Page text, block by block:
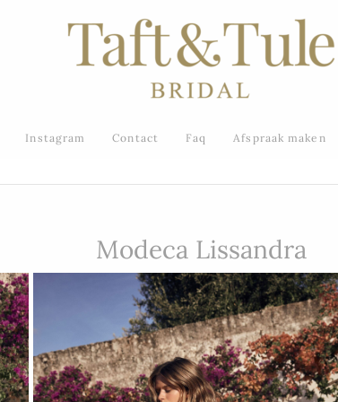
Instagram Contact Faq Afspraak maken
Modeca Lissandra